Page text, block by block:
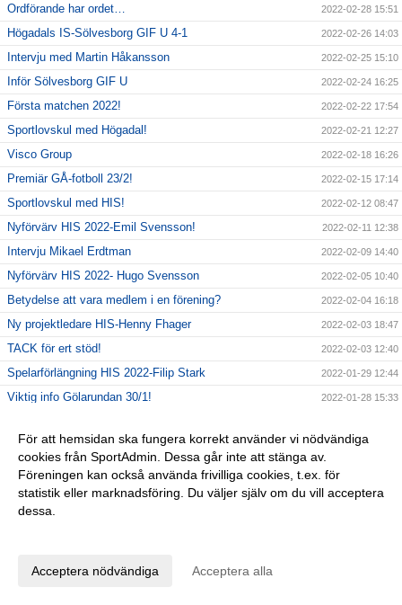
Ordförande har ordet… 2022-02-28 15:51
Högadals IS-Sölvesborg GIF U 4-1 2022-02-26 14:03
Intervju med Martin Håkansson 2022-02-25 15:10
Inför Sölvesborg GIF U 2022-02-24 16:25
Första matchen 2022! 2022-02-22 17:54
Sportlovskul med Högadal! 2022-02-21 12:27
Visco Group 2022-02-18 16:26
Premiär GÅ-fotboll 23/2! 2022-02-15 17:14
Sportlovskul med HIS! 2022-02-12 08:47
Nyförvärv HIS 2022-Emil Svensson! 2022-02-11 12:38
Intervju Mikael Erdtman 2022-02-09 14:40
Nyförvärv HIS 2022- Hugo Svensson 2022-02-05 10:40
Betydelse att vara medlem i en förening? 2022-02-04 16:18
Ny projektledare HIS-Henny Fhager 2022-02-03 18:47
TACK för ert stöd! 2022-02-03 12:40
Spelarförlängning HIS 2022-Filip Stark 2022-01-29 12:44
Viktig info Gölarundan 30/1! 2022-01-28 15:33
U-lag uppstart! 2022-01-18 17:31
Upptaktsträff A-laget 2022! 2022-01-14 18:41
Tack våra sponsorer! 2022-01-14 11:30
Nya restriktioner från 14/1!
BingoLotto säsongsstart!
För att hemsidan ska fungera korrekt använder vi nödvändiga
cookies från SportAdmin. Dessa går inte att stänga av.
Föreningen kan också använda frivilliga cookies, t.ex. för
statistik eller marknadsföring. Du väljer själv om du vill acceptera
dessa.
Acceptera nödvändiga Acceptera alla